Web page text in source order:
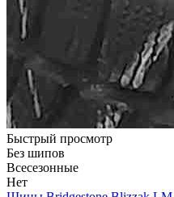
Быстрый просмотр
Без шипов
Всесезонные
Нет